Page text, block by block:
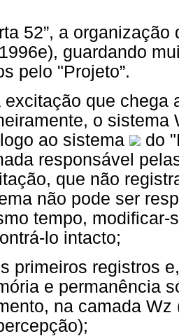
52”, a
guardando
pelo "Projeto”.
excitação que chega
o sistema
ao sistema
do
responsável
que não
não pode ser
tempo,
lo intacto;
primeiros registros
e permanência
na camada Wz